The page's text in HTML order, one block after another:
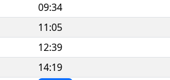
09:34
11:05
12:39
14:19